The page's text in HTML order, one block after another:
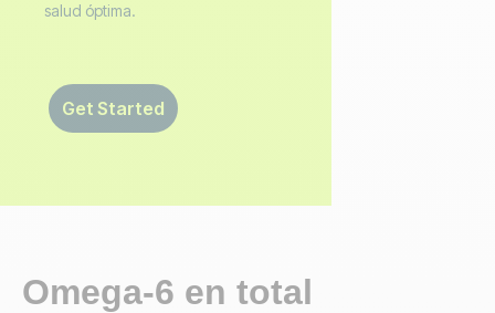
salud óptima.
Get Started
Omega-6 en total